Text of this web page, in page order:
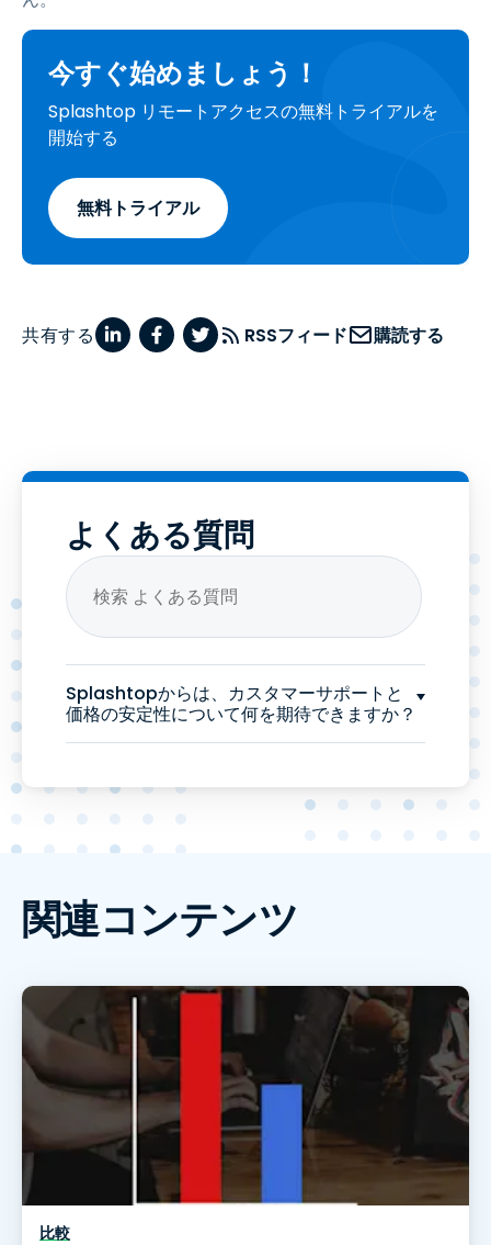
今すぐ始めましょう！
Splashtop リモートアクセスの無料トライアルを
開始する
無料トライアル
共有する RSSフィード 購読する
よくある質問
Splashtopからは、カスタマーサポートと
価格の安定性について何を期待できますか？
関連コンテンツ
比較